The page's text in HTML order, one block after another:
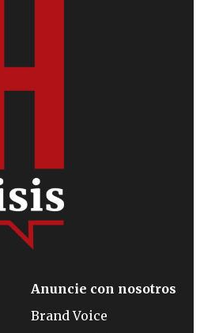
Anuncie con nosotros
Brand Voice